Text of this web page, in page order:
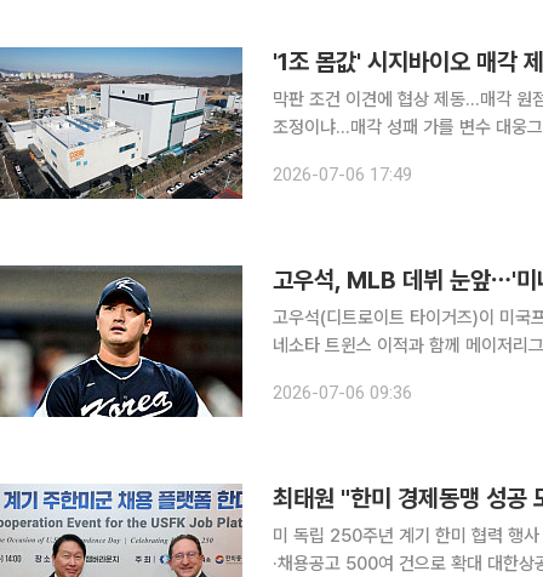
'1조 몸값' 시지바이오 매각
막판 조건 이견에 협상 제동…매각 원
조정이냐…매각 성패 가를 변수 대웅그룹의 재생의료 계열사 시지바이오 매각 작업이 원점으로 돌
결렬되면서다. 시장의 눈은 시지바이
2026-07-06 17:49
고우석, MLB 데뷔 눈앞⋯'미
고우석(디트로이트 타이거즈)이 미국
네소타 트윈스 이적과 함께 메이저리그
2026-07-06 09:36
최태원 "한미 경제동맹 성공
미 독립 250주년 계기 한미 협력 행
·채용공고 500여 건으로 확대 대한상공회의소가 미국 독립 250주년 기념 '프리덤 250(Freedom